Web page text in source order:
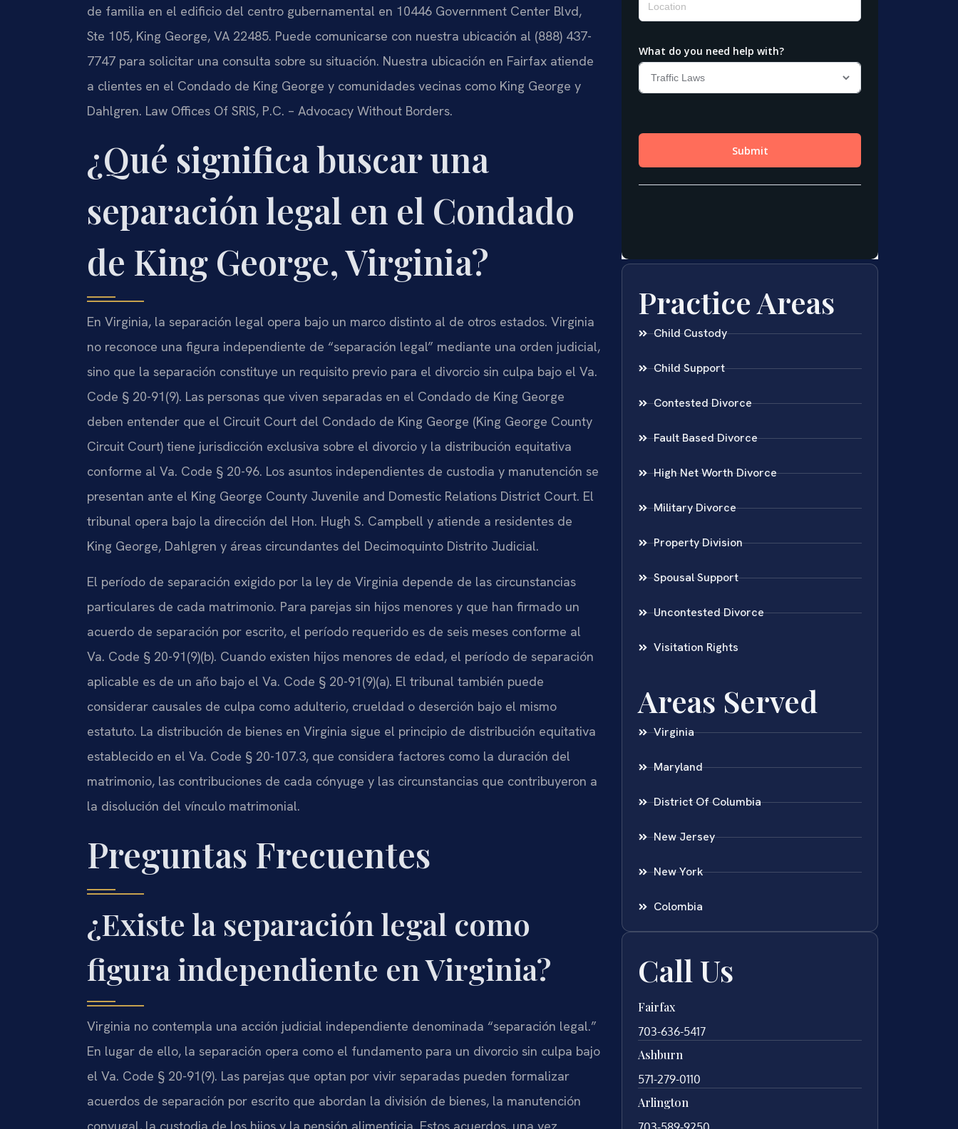
de familia en el edificio del centro gubernamental en 10446 Government Center Blvd,
Ste 105, King George, VA 22485. Puede comunicarse con nuestra ubicación al (888) 437-
7747 para solicitar una consulta sobre su situación. Nuestra ubicación en Fairfax atiende
a clientes en el Condado de King George y comunidades vecinas como King George y
Dahlgren. Law Offices Of SRIS, P.C. – Advocacy Without Borders.
¿Qué significa buscar una
separación legal en el Condado
de King George, Virginia?
En Virginia, la separación legal opera bajo un marco distinto al de otros estados. Virginia
no reconoce una figura independiente de “separación legal” mediante una orden judicial,
sino que la separación constituye un requisito previo para el divorcio sin culpa bajo el Va.
Code § 20-91(9). Las personas que viven separadas en el Condado de King George
deben entender que el Circuit Court del Condado de King George (King George County
Circuit Court) tiene jurisdicción exclusiva sobre el divorcio y la distribución equitativa
conforme al Va. Code § 20-96. Los asuntos independientes de custodia y manutención se
presentan ante el King George County Juvenile and Domestic Relations District Court. El
tribunal opera bajo la dirección del Hon. Hugh S. Campbell y atiende a residentes de
King George, Dahlgren y áreas circundantes del Decimoquinto Distrito Judicial.
El período de separación exigido por la ley de Virginia depende de las circunstancias
particulares de cada matrimonio. Para parejas sin hijos menores y que han firmado un
acuerdo de separación por escrito, el período requerido es de seis meses conforme al
Va. Code § 20-91(9)(b). Cuando existen hijos menores de edad, el período de separación
aplicable es de un año bajo el Va. Code § 20-91(9)(a). El tribunal también puede
considerar causales de culpa como adulterio, crueldad o deserción bajo el mismo
estatuto. La distribución de bienes en Virginia sigue el principio de distribución equitativa
establecido en el Va. Code § 20-107.3, que considera factores como la duración del
matrimonio, las contribuciones de cada cónyuge y las circunstancias que contribuyeron a
la disolución del vínculo matrimonial.
Preguntas Frecuentes
¿Existe la separación legal como
figura independiente en Virginia?
Virginia no contempla una acción judicial independiente denominada “separación legal.”
En lugar de ello, la separación opera como el fundamento para un divorcio sin culpa bajo
el Va. Code § 20-91(9). Las parejas que optan por vivir separadas pueden formalizar
acuerdos de separación por escrito que abordan la división de bienes, la manutención
Practice Areas
Child Custody
Child Support
Contested Divorce
Fault Based Divorce
High Net Worth Divorce
Military Divorce
Property Division
Spousal Support
Uncontested Divorce
Visitation Rights
Areas Served
Virginia
Maryland
District Of Columbia
New Jersey
New York
Colombia
Call Us
Fairfax
703-636-5417
Ashburn
571-279-0110
Arlington